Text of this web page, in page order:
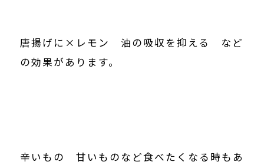
唐揚げに×レモン 油の吸収を抑える など
の効果があります。
辛いもの 甘いものなど食べたくなる時もあ